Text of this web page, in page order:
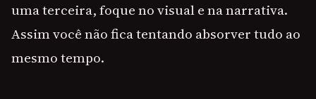
uma terceira, foque no visual e na narrativa.
Assim você não fica tentando absorver tudo ao
mesmo tempo.